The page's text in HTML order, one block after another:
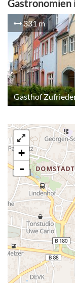
Gastronomien
331 m
Gasthof
+
-